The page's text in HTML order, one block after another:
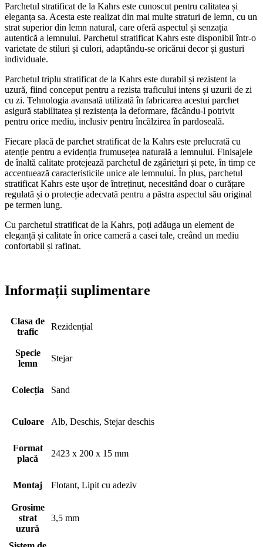
Parchetul stratificat de la Kahrs este cunoscut pentru calitatea și
eleganța sa. Acesta este realizat din mai multe straturi de lemn, cu un
strat superior din lemn natural, care oferă aspectul și senzația
autentică a lemnului. Parchetul stratificat Kahrs este disponibil într-o
varietate de stiluri și culori, adaptându-se oricărui decor și gusturi
individuale.
Parchetul triplu stratificat de la Kahrs este durabil și rezistent la
uzură, fiind conceput pentru a rezista traficului intens și uzurii de zi
cu zi. Tehnologia avansată utilizată în fabricarea acestui parchet
asigură stabilitatea și rezistența la deformare, făcându-l potrivit
pentru orice mediu, inclusiv pentru încălzirea în pardoseală.
Fiecare placă de parchet stratificat de la Kahrs este prelucrată cu
atenție pentru a evidenția frumusețea naturală a lemnului. Finisajele
de înaltă calitate protejează parchetul de zgârieturi și pete, în timp ce
accentuează caracteristicile unice ale lemnului. În plus, parchetul
stratificat Kahrs este ușor de întreținut, necesitând doar o curățare
regulată și o protecție adecvată pentru a păstra aspectul său original
pe termen lung.
Cu parchetul stratificat de la Kahrs, poți adăuga un element de
eleganță și calitate în orice cameră a casei tale, creând un mediu
confortabil și rafinat.
Informații suplimentare
Clasa de
trafic
Rezidențial
Specie
lemn
Stejar
Colecția Sand
Culoare Alb, Deschis, Stejar deschis
Format
placă
2423 x 200 x 15 mm
Montaj Flotant, Lipit cu adeziv
Grosime
strat
uzură
3,5 mm